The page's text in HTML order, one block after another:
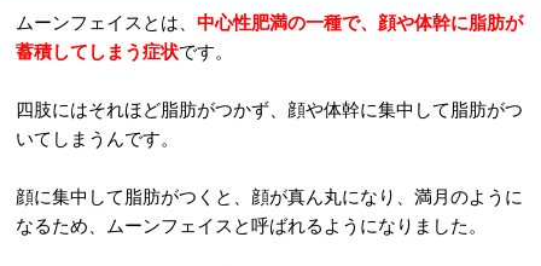
ムーンフェイスとは、 中心性肥満の一種で、顔や体幹に脂肪が
蓄積してしまう症状です。
四肢にはそれほど脂肪がつかず、顔や体幹に集中して脂肪がつ
いてしまうんです。
顔に集中して脂肪がつくと、顔が真ん丸になり、満月のように
なるため、ムーンフェイスと呼ばれるようになりました。